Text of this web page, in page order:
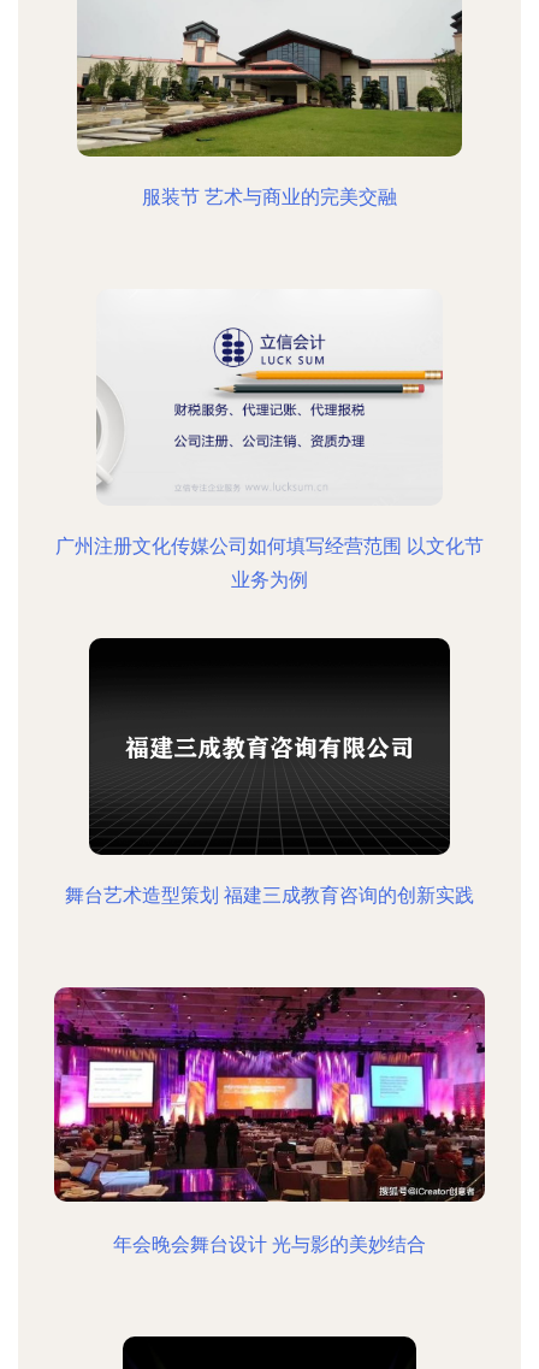
服装节 艺术与商业的完美交融
广州注册文化传媒公司如何填写经营范围 以文化节
业务为例
舞台艺术造型策划 福建三成教育咨询的创新实践
年会晚会舞台设计 光与影的美妙结合